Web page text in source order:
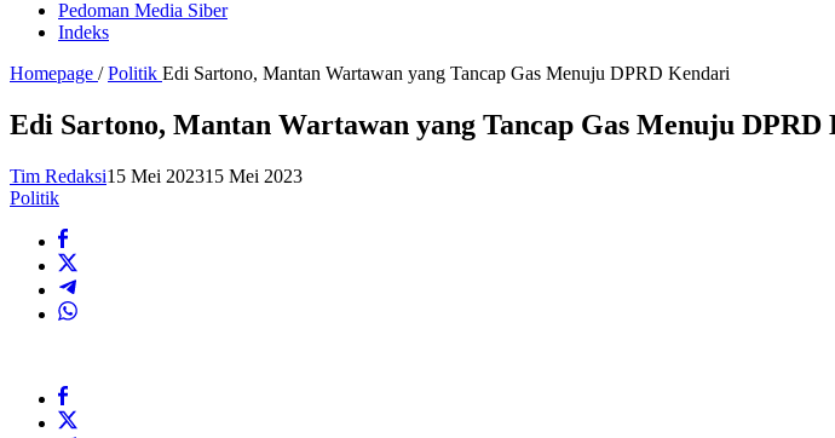
Pedoman Media Siber
Indeks
Homepage / Politik Edi Sartono, Mantan Wartawan yang Tancap Gas Menuju DPRD Kendari
Edi Sartono, Mantan Wartawan yang Tancap Gas Menuju DPRD
Tim Redaksi15 Mei 202315 Mei 2023
Politik